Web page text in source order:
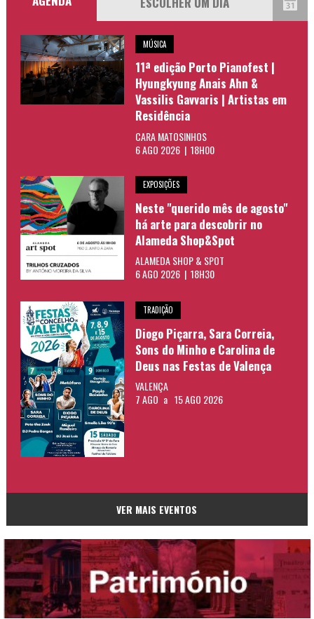
MÚSICA
11ª edição Porto Pianofest |
Hyungkyung Anais Ahn &
Vassilis Gavvaris | Artistas em
Residência
CARA MATOSINHOS
6 AGO 2026 | 18H00
EXPOSIÇÕES
Neste "querido mês de agosto"
há arte para descobrir no
Alameda Shop&Spot
ALAMEDA SHOP & SPOT
6 AGO 2026 | 18H30
TRADIÇÃO
Diogo Piçarra, Sara Correia,
Sons do Minho e Carolina de
Deus nas Festas de Valença
VALENÇA
7 AGO a 15 AGO 2026
VER MAIS EVENTOS